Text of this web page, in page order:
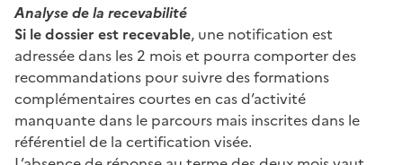
Analyse de la recevabilité
Si le dossier est recevable, une notification est
adressée dans les 2 mois et pourra comporter des
recommandations pour suivre des formations
complémentaires courtes en cas d’activité
manquante dans le parcours mais inscrites dans le
référentiel de la certification visée.